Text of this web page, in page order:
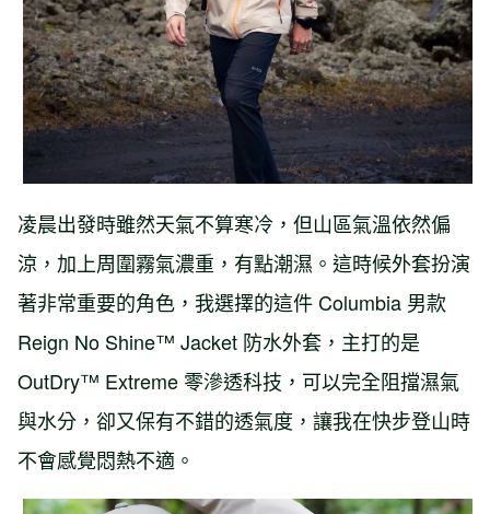
凌晨出發時雖然天氣不算寒冷，但山區氣溫依然偏
涼，加上周圍霧氣濃重，有點潮濕。這時候外套扮演
著非常重要的角色，我選擇的這件 Columbia 男款
Reign No Shine™ Jacket 防水外套，主打的是
OutDry™ Extreme 零滲透科技，可以完全阻擋濕氣
與水分，卻又保有不錯的透氣度，讓我在快步登山時
不會感覺悶熱不適。